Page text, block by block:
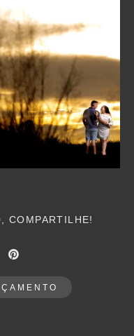
COMPARTILHE!